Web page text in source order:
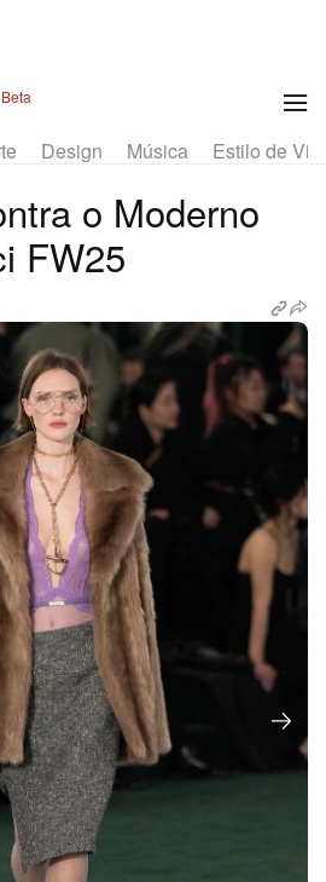
Beta
Design Música Estilo de
o Moderno
FW25